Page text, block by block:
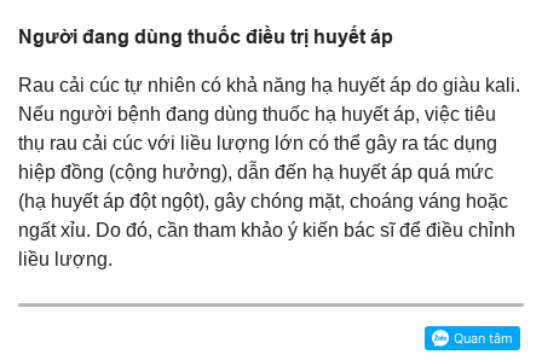
Người đang dùng thuốc điều trị huyết áp
Rau cải cúc tự nhiên có khả năng hạ huyết áp do giàu kali.
Nếu người bệnh đang dùng thuốc hạ huyết áp, việc tiêu
thụ rau cải cúc với liều lượng lớn có thể gây ra tác dụng
hiệp đồng (cộng hưởng), dẫn đến hạ huyết áp quá mức
(hạ huyết áp đột ngột), gây chóng mặt, choáng váng hoặc
ngất xỉu. Do đó, cần tham khảo ý kiến bác sĩ để điều chỉnh
liều lượng.